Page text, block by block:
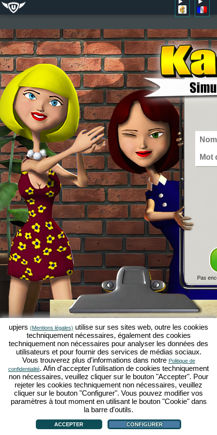
Pas
Simulation économique
jeux par navigateur d'upjers
Kapilands fait partie des meilleursjeux par
véritable jeu rétropour les fans de simulations
upjers, il a été élu "MMO of the Year" et
fans dejeux stratégiques en ligne. Ici, tu peux
économique en tant qu'entrepreneur et faire
simulations économiques!
upjers (Mentions légales) utilise sur ses sites web, outre les cookies
techniquement nécessaires, également des cookies
techniquement non nécessaires pour analyser les données des
utilisateurs et pour fournir des services de médias sociaux.
Vous trouverez plus d'informations dans notre Politique de
confidentialité. Afin d'accepter l'utilisation de cookies techniquement
non nécessaires, veuillez cliquer sur le bouton "Accepter". Pour
rejeter les cookies techniquement non nécessaires, veuillez
cliquer sur le bouton "Configurer". Vous pouvez modifier vos
paramètres à tout moment en utilisant le bouton "Cookie" dans
la barre d'outils.
ACCEPTER CONFIGURER